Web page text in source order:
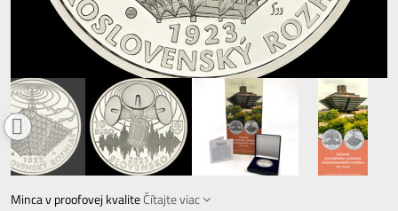
Minca v proofovej kvaliteČítajte viac